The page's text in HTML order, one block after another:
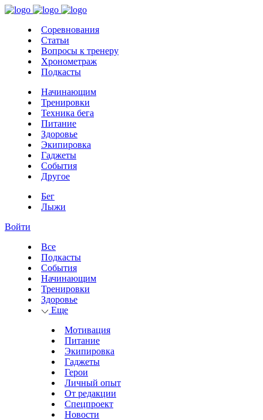
Соревнования
Статьи
Вопросы к тренеру
Хронометраж
Подкасты
Начинающим
Тренировки
Техника бега
Питание
Здоровье
Экипировка
Гаджеты
События
Другое
Бег
Лыжи
Войти
Все
Подкасты
События
Начинающим
Тренировки
Здоровье
Еще
Мотивация
Питание
Экипировка
Гаджеты
Герои
Личный опыт
От редакции
Спецпроект
Новости